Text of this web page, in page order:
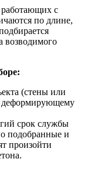
работающих с
по длине,
возводимого
(стены или
деформирующему
срок службы
подобранные и
произойти